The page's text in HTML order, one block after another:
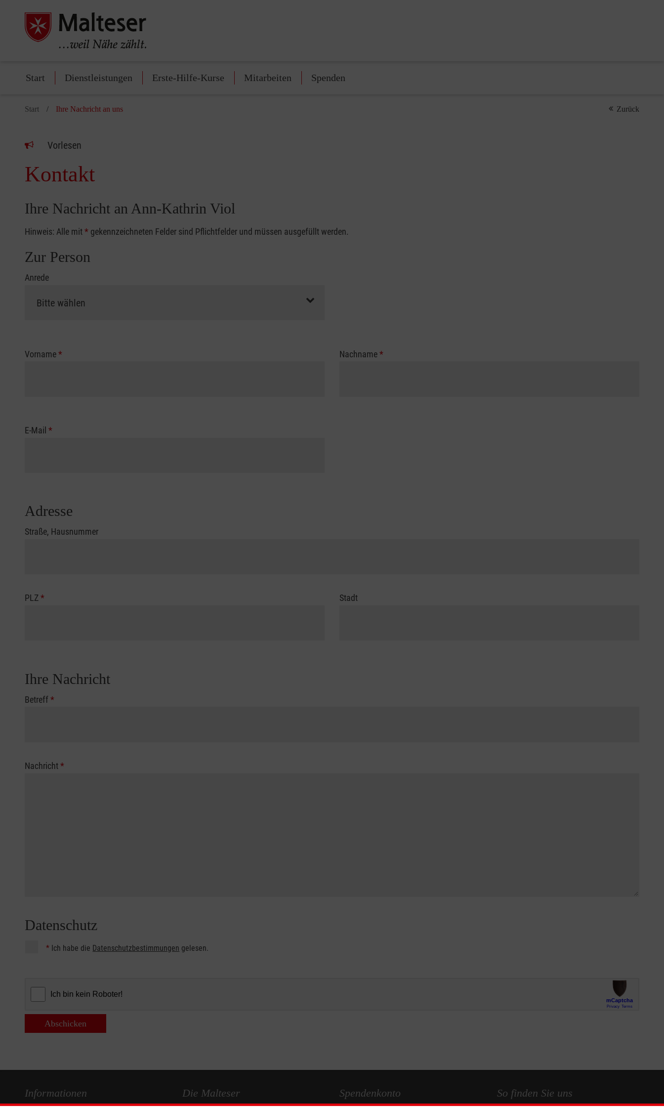
Start Dienstleistungen Erste-Hilfe-Kurse Mitarbeiten Spenden
Start Ihre Nachricht an uns Zurück
Vorlesen
Kontakt
Ihre Nachricht an Ann-Kathrin Viol
Hinweis: Alle mit* gekennzeichneten Felder sind Pflichtfelder und müssen ausgefüllt werden.
Zur Person
Anrede
Vorname* Nachname*
E-Mail *
Adresse
Straße, Hausnummer
PLZ* Stadt
Ihre Nachricht
Betreff*
Nachricht*
Datenschutz
* Ich habe die Datenschutzbestimmungen gelesen.
Abschicken
Informationen Die Malteser Spendenkonto So finden Sie uns